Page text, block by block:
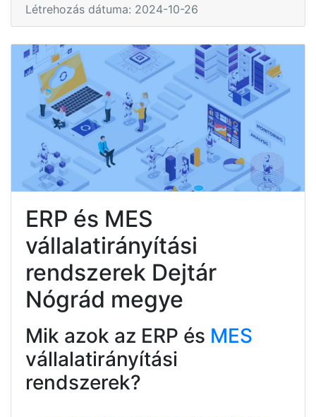
Létrehozás dátuma: 2024-10-26
ERP és MES
vállalatirányítási
rendszerek Dejtár
Nógrád megye
Mik azok az ERP és MES
vállalatirányítási
rendszerek?